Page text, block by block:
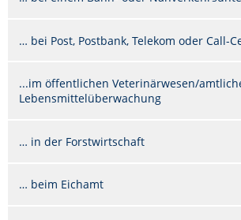
… bei Post, Postbank, Telekom oder Call-
...im öffentlichen Veterinärwesen/
Lebensmittelüberwachung
… in der Forstwirtschaft
… beim Eichamt